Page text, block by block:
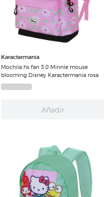
Karactermania
Mochila hs fan 3.0 Minnie mouse
blooming Disney Karactermania rosa
Añadir